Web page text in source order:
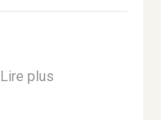
Lire plus